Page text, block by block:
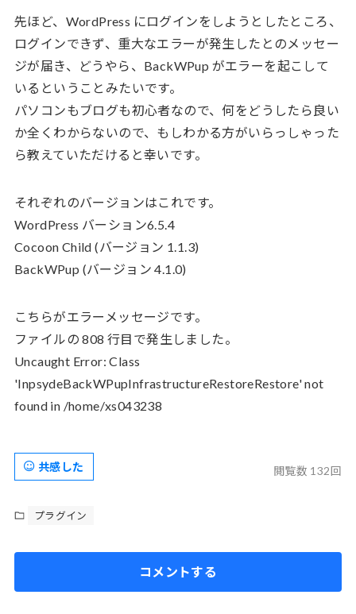
先ほど、WordPress にログインをしようとしたところ、
ログインできず、重大なエラーが発生したとのメッセー
ジが届き、どうやら、BackWPup がエラーを起こして
いるということみたいです。
パソコンもブログも初心者なので、何をどうしたら良い
か全くわからないので、もしわかる方がいらっしゃった
ら教えていただけると幸いです。
それぞれのバージョンはこれです。
WordPress バーション6.5.4
Cocoon Child (バージョン 1.1.3)
BackWPup (バージョン 4.1.0)
こちらがエラーメッセージです。
ファイルの 808 行目で発生しました。
Uncaught Error: Class
'InpsydeBackWPupInfrastructureRestoreRestore' not
found in /home/xs043238
閲覧数 132回
共感した
プラグイン
コメントする